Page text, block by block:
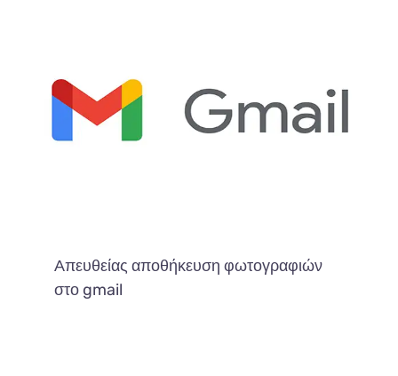
Απευθείας αποθήκευση φωτογραφιών
στο gmail